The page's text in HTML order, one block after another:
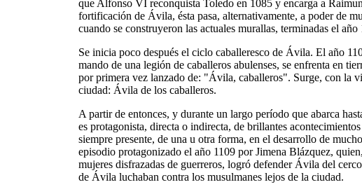
que Alfonso VI reconquista Toledo en 1085 y encarga a
fortificación de Ávila, ésta pasa, alternativamente, a poder de
cuando se construyeron las actuales murallas, terminadas el año
Se inicia poco después el ciclo caballeresco de Ávila. El año
mando de una legión de caballeros abulenses, se enfrenta en
por primera vez lanzado de: "Ávila, caballeros". Surge, con la
ciudad: Ávila de los caballeros.
A partir de entonces, y durante un largo período que abarca
es protagonista, directa o indirecta, de brillantes
siempre presente, de una u otra forma, en el desarrollo de
episodio protagonizado el año 1109 por Jimena Blázquez,
mujeres disfrazadas de guerreros, logró defender Ávila del
de Ávila luchaban contra los musulmanes lejos de la ciudad.